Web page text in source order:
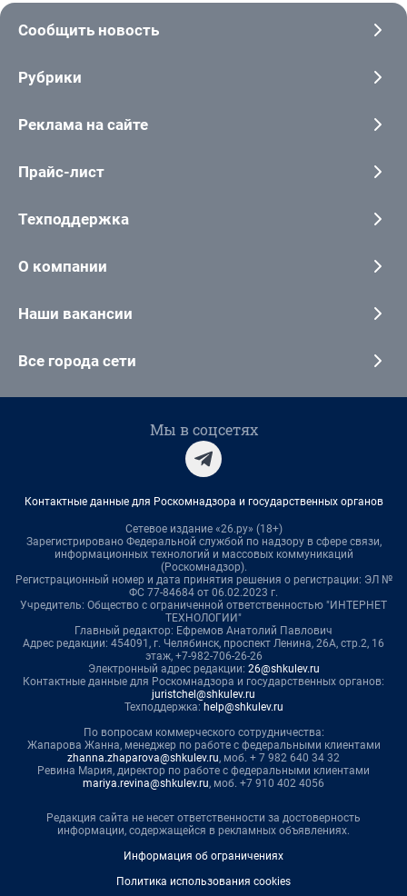
Сообщить новость
Рубрики
Реклама на сайте
Прайс-лист
Техподдержка
О компании
Наши вакансии
Все города сети
Мы в соцсетях
Контактные данные для Роскомнадзора и государственных органов
Сетевое издание «26.ру» (18+)
Зарегистрировано Федеральной службой по надзору в сфере связи,
информационных технологий и массовых коммуникаций
(Роскомнадзор).
Регистрационный номер и дата принятия решения о регистрации: ЭЛ №
ФС 77-84684 от 06.02.2023 г.
Учредитель: Общество с ограниченной ответственностью "ИНТЕРНЕТ
ТЕХНОЛОГИИ"
Главный редактор: Ефремов Анатолий Павлович
Адрес редакции: 454091, г. Челябинск, проспект Ленина, 26А, стр.2, 16
этаж, +7-982-706-26-26
Электронный адрес редакции: 26@shkulev.ru
Контактные данные для Роскомнадзора и государственных органов:
juristchel@shkulev.ru
Техподдержка: help@shkulev.ru
По вопросам коммерческого сотрудничества:
Жапарова Жанна, менеджер по работе с федеральными клиентами
zhanna.zhaparova@shkulev.ru, моб. + 7 982 640 34 32
Ревина Мария, директор по работе с федеральными клиентами
mariya.revina@shkulev.ru, моб. +7 910 402 4056
Редакция сайта не несет ответственности за достоверность
информации, содержащейся в рекламных объявлениях.
Информация об ограничениях
Политика использования cookies